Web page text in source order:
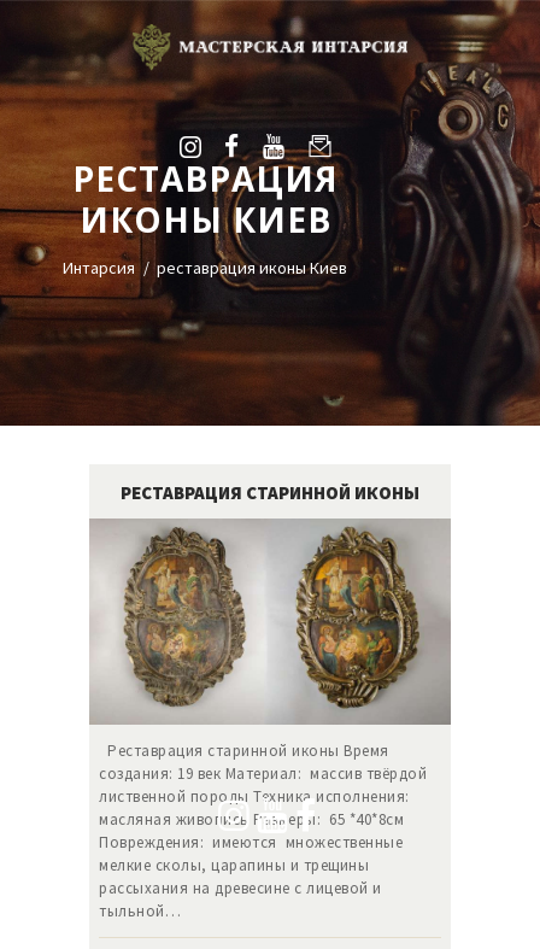
РЕСТАВРАЦИЯ
ИКОНЫ КИЕВ
Интарсия реставрация иконы Киев
УСЛУГИ
ГАЛЕРЕЯ
ОЦЕНКА
О НАС
БЛОГ
КОНТАКТЫ
Viber
РЕСТАВРАЦИЯ СТАРИННОЙ ИКОНЫ
Реставрация старинной иконы Время
создания: 19 век Материал: массив твёрдой
лиственной породы Техника исполнения:
масляная живопись Размеры: 65 *40*8см
Повреждения: имеются множественные
мелкие сколы, царапины и трещины
рассыхания на древесине с лицевой и
тыльной…